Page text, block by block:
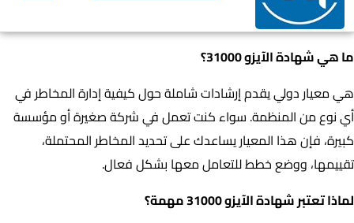
ما هي شهادة الآيزو 31000؟
هي معيار دولي يقدم إرشادات شاملة حول كيفية إدارة المخاطر في
أي نوع من المنظمة. سواء كنت تعمل في شركة صغيرة أو مؤسسة
كبيرة، فإن هذا المعيار يساعدك على تحديد المخاطر المحتملة،
تقييمها، ووضع خطط للتعامل معها بشكل فعال.
لماذا تعتبر شهادة الآيزو 31000 مهمة؟